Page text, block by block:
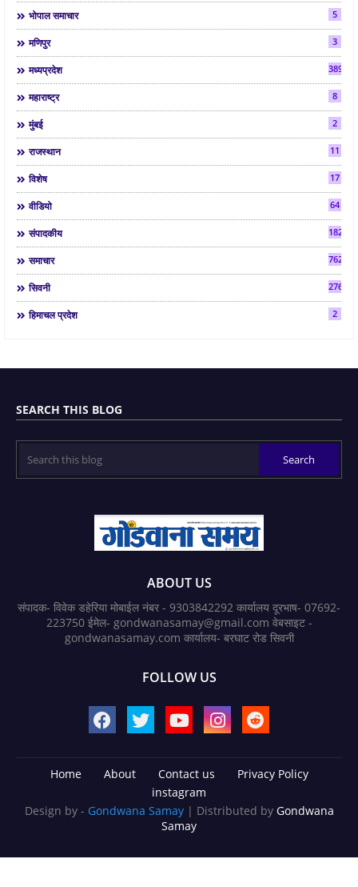
भोपाल समाचार 5
मणिपुर 3
मध्यप्रदेश 3892
महाराष्ट्र 8
मुंबई 2
राजस्थान 11
विशेष 17
वीडियो 64
संपादकीय 182
समाचार 7624
सिवनी 2763
हिमाचल प्रदेश 2
SEARCH THIS BLOG
ABOUT US
संपादक- विवेक डहेरिया मोबाईल नंबर - 9303842292 कार्यालय दूरभाष- 07692-
223750 ईमेल- gondwanasamay@gmail.com वेबसाइट -
gondwanasamay.com कार्यालय- बरघाट रोड सिवनी
FOLLOW US
Home About Contact us
Privacy Policy
instagram
Design by - Gondwana Samay | Distributed by Gondwana
Samay